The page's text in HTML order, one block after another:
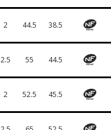
2 44.5 38.5
2.5 55 44.5
2 52.5 45.5